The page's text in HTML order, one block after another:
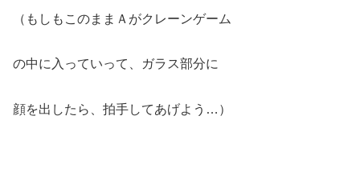
（もしもこのままＡがクレーンゲーム
の中に入っていって、ガラス部分に
顔を出したら、拍手してあげよう…）